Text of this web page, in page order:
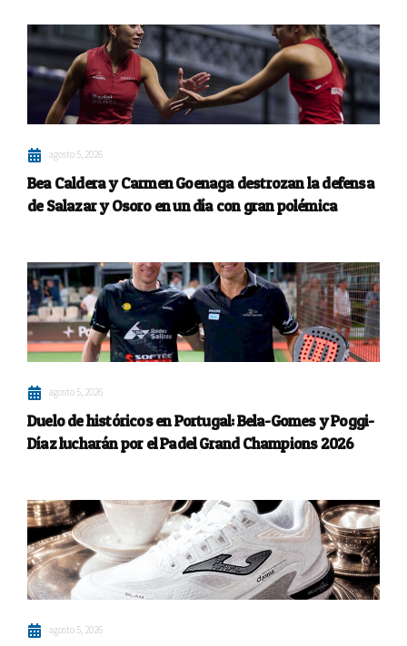
agosto 5, 2026
Bea Caldera y Carmen Goenaga destrozan la defensa
de Salazar y Osoro en un día con gran polémica
agosto 5, 2026
Duelo de históricos en Portugal: Bela-Gomes y Poggi-
Díaz lucharán por el Padel Grand Champions 2026
agosto 5, 2026